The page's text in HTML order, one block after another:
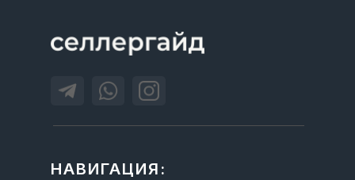
НАВИГАЦИЯ: